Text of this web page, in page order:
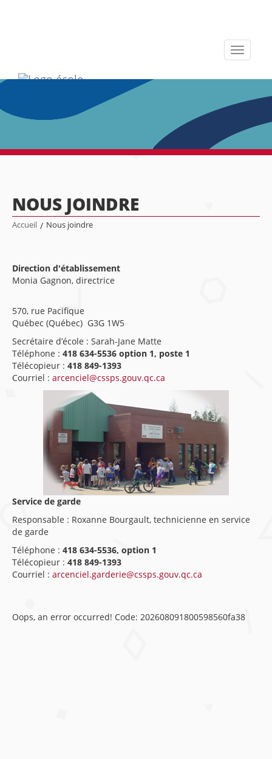
Toggle
NOUS JOINDRE
Accueil / Nous joindre
Direction d'établissement
Monia Gagnon, directrice
570, rue Pacifique
Québec (Québec) G3G 1W5
Secrétaire d’école : Sarah-Jane Matte
Téléphone : 418 634-5536 option 1, poste 1
Télécopieur : 418 849-1393
Courriel : arcenciel@cssps.gouv.qc.ca
Service de garde
Responsable : Roxanne Bourgault, technicienne en service
de garde
Téléphone : 418 634-5536, option 1
Télécopieur : 418 849-1393
Courriel : arcenciel.garderie@cssps.gouv.qc.ca
Oops, an error occurred! Code: 202608091800598560fa38